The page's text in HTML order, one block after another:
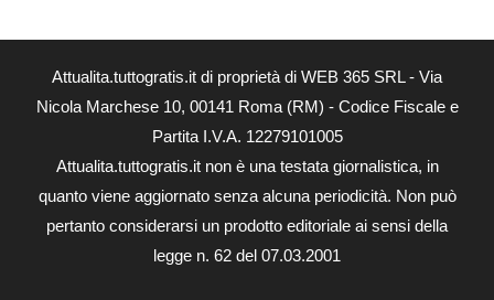
Attualita.tuttogratis.it di proprietà di WEB 365 SRL - Via
Nicola Marchese 10, 00141 Roma (RM) - Codice Fiscale e
Partita I.V.A. 12279101005
Attualita.tuttogratis.it non è una testata giornalistica, in
quanto viene aggiornato senza alcuna periodicità. Non può
pertanto considerarsi un prodotto editoriale ai sensi della
legge n. 62 del 07.03.2001